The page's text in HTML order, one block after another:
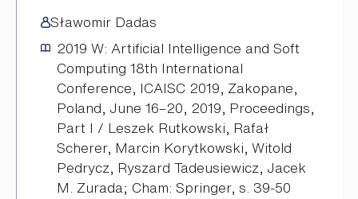
Sławomir Dadas
2019 W: Artificial Intelligence and Soft
Computing 18th International
Conference, ICAISC 2019, Zakopane,
Poland, June 16–20, 2019, Proceedings,
Part I / Leszek Rutkowski, Rafał
Scherer, Marcin Korytkowski, Witold
Pedrycz, Ryszard Tadeusiewicz, Jacek
M. Zurada; Cham: Springer, s. 39-50